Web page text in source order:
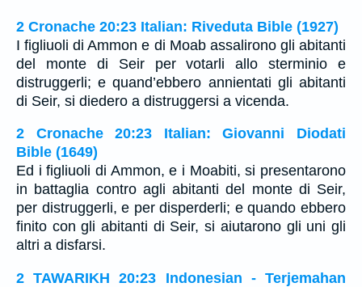
2 Cronache 20:23 Italian: Riveduta Bible (1927)
I figliuoli di Ammon e di Moab assalirono gli abitanti
del monte di Seir per votarli allo sterminio e
distruggerli; e quand’ebbero annientati gli abitanti
di Seir, si diedero a distruggersi a vicenda.
2 Cronache 20:23 Italian: Giovanni Diodati
Bible (1649)
Ed i figliuoli di Ammon, e i Moabiti, si presentarono
in battaglia contro agli abitanti del monte di Seir,
per distruggerli, e per disperderli; e quando ebbero
finito con gli abitanti di Seir, si aiutarono gli uni gli
altri a disfarsi.
2 TAWARIKH 20:23 Indonesian - Terjemahan